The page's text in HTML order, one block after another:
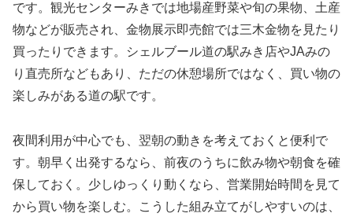
です。観光センターみきでは地場産野菜や旬の果物、土産
物などが販売され、金物展示即売館では三木金物を見たり
買ったりできます。シェルブール道の駅みき店やJAみの
り直売所などもあり、ただの休憩場所ではなく、買い物の
楽しみがある道の駅です。
夜間利用が中心でも、翌朝の動きを考えておくと便利で
す。朝早く出発するなら、前夜のうちに飲み物や朝食を確
保しておく。少しゆっくり動くなら、営業開始時間を見て
から買い物を楽しむ。こうした組み立てがしやすいのは、